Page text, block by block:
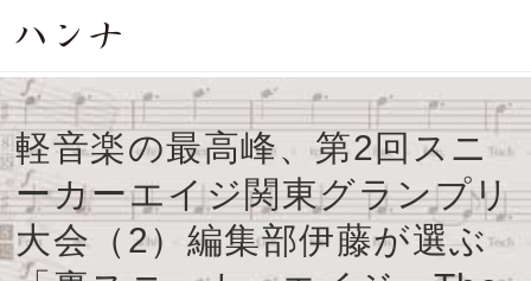
軽音楽の最高峰、第2回スニ
ーカーエイジ関東グランプリ
大会（2）編集部伊藤が選ぶ